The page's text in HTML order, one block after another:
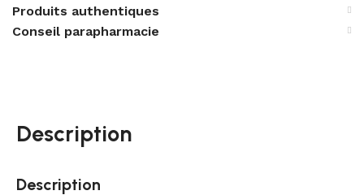
Produits authentiques
Conseil parapharmacie
Description
Description